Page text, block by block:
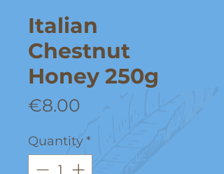
Italian
Chestnut
Honey 250g
€8.00
Quantity*